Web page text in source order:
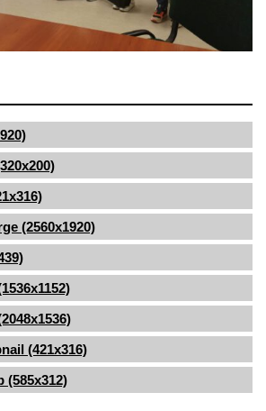
(2560x1920)
(421x316)
(585x312)